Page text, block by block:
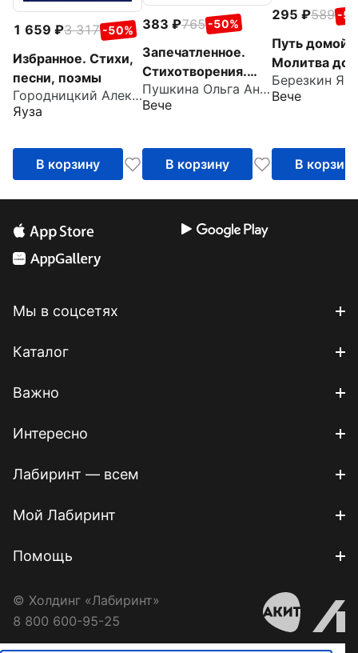
1 659 3 317 -50%
Избранное. Стихи,
песни, поэмы
Городницкий Александр Моисеевич
Яуза
В корзину
383 765 -50%
Запечатленное.
Стихотворения.
Избранное
Пушкина Ольга Анатольевна
Вече
В корзину
295 589 -
Путь домой.
Молитва
русской
Березкин Ян
Вече
В корзину
Мы в соцсетях
Каталог
Важно
Интересно
Лабиринт — всем
Мой Лабиринт
Помощь
© Холдинг «Лабиринт»
8 800 600-95-25